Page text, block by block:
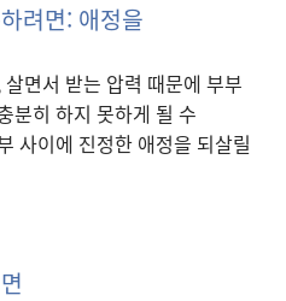
려면: 애정을
면서 받는 압력 때문에 부부
분히 하지 못하게 될 수
사이에 진정한 애정을 되살릴